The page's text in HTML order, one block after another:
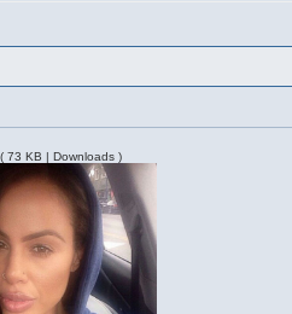
( 73 KB | Downloads )